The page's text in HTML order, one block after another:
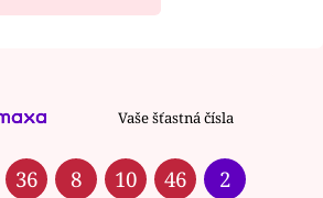
Vaše šťastná čísla
36 8 10 46 2